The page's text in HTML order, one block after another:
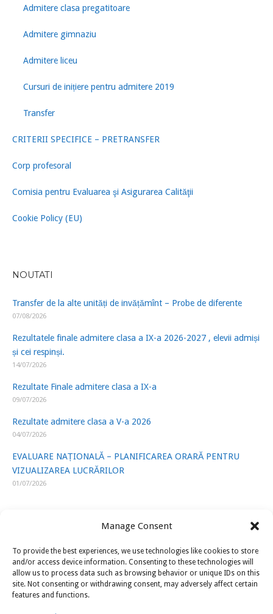
Manage Consent
To provide the best experiences, we use technologies like cookies to store
and/or access device information. Consenting to these technologies will
allow us to process data such as browsing behavior or unique IDs on this
site. Not consenting or withdrawing consent, may adversely affect certain
features and functions.
Admitere clasa pregatitoare
Admitere gimnaziu
Admitere liceu
Cursuri de inițiere pentru admitere 2019
Transfer
CRITERII SPECIFICE – PRETRANSFER
Corp profesoral
Comisia pentru Evaluarea şi Asigurarea Calităţii
Cookie Policy (EU)
NOUTATI
Transfer de la alte unități de invățămînt – Probe de diferente
07/08/2026
Rezultatele finale admitere clasa a IX-a 2026-2027 , elevii admiși
și cei respinși.
14/07/2026
Rezultate Finale admitere clasa a IX-a
09/07/2026
Rezultate admitere clasa a V-a 2026
04/07/2026
EVALUARE NAȚIONALĂ – PLANIFICAREA ORARĂ PENTRU
VIZUALIZAREA LUCRĂRILOR
01/07/2026
LINK-URI UTILE
ISJ Prahova